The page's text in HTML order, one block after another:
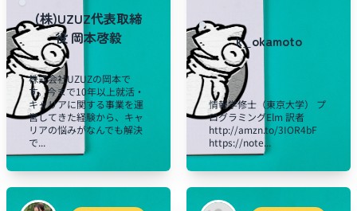
(株)UZUZ代表取締
役 岡本啓毅
株式会社UZUZの岡本で
す。今まで10年以上就活・
キャリアに関する事業を運
営してきた経験から、キャ
リアの悩みがなんでも解決
で...
k_okamoto
情報学修士（東京大学） プ
ログラミングElm 訳者
http://amzn.to/3IOR4bF
https://note...